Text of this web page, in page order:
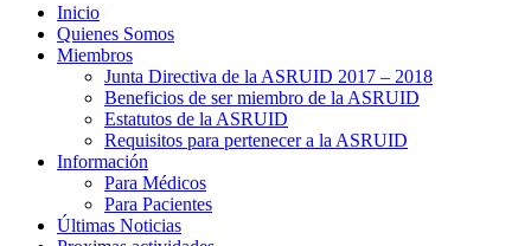
Inicio
Quienes Somos
Miembros
Junta Directiva de la ASRUID 2017 – 2018
Beneficios de ser miembro de la ASRUID
Estatutos de la ASRUID
Requisitos para pertenecer a la ASRUID
Información
Para Médicos
Para Pacientes
Últimas Noticias